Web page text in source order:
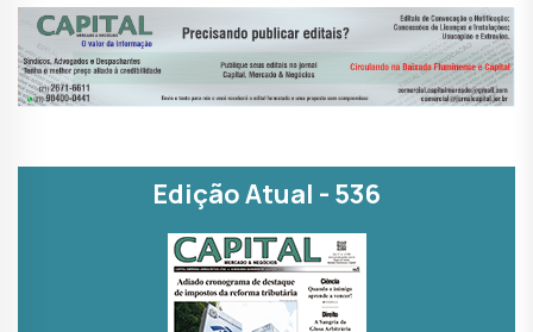
Edição Atual - 536